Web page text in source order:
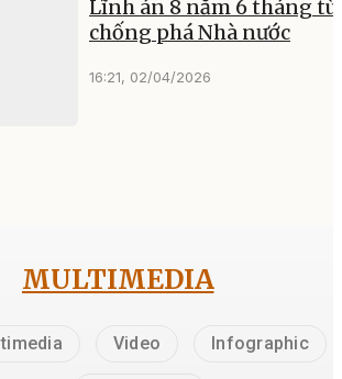
Lĩnh án 8 năm 6 tháng tù
chống phá Nhà nước
16:21, 02/04/2026
MULTIMEDIA
Video Infographic